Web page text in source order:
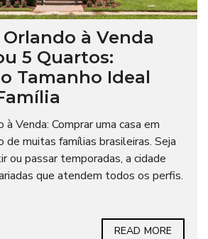
Orlando à Venda
5 Quartos:
Tamanho Ideal
à Venda: Comprar uma casa em
de muitas famílias brasileiras. Seja
ou passar temporadas, a cidade
que atendem todos os perfis.
READ MORE